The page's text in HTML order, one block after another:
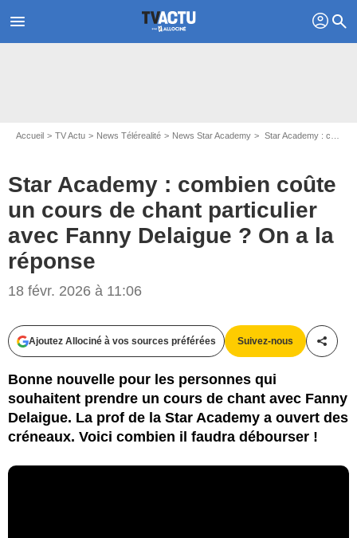
menu profil search
Accueil TV Actu News Télérealité News Star Academy Star Academy : combien coûte un cours de chant particulier avec Fanny Delaigue ? On a la réponse
Star Academy : combien coûte
un cours de chant particulier
avec Fanny Delaigue ? On a la
réponse
18 févr. 2026 à 11:06
Ajoutez Allociné à vos sources préférées Suivez-nous
Bonne nouvelle pour les personnes qui
souhaitent prendre un cours de chant avec Fanny
Delaigue. La prof de la Star Academy a ouvert des
créneaux. Voici combien il faudra débourser !